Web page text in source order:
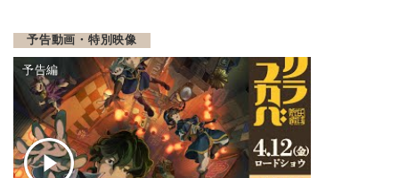
予告動画・特別映像
予告編